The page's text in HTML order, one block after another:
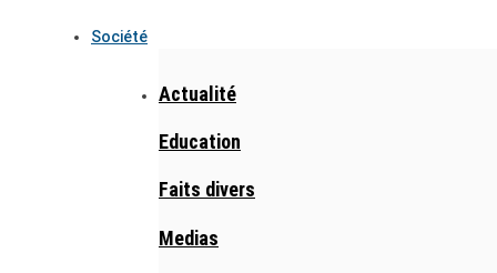
Société
Actualité
Education
Faits divers
Medias